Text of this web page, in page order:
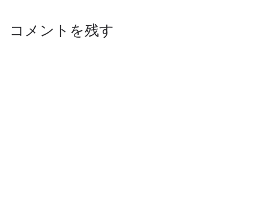
コメントを残す